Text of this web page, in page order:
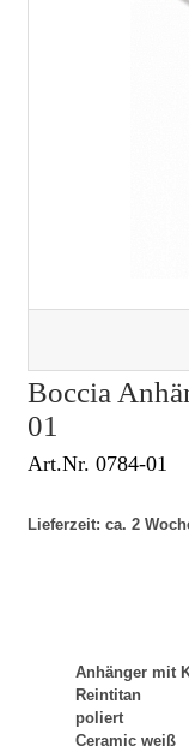
Boccia
01
Art.Nr. 0784-01
Lieferzeit: ca. 2
Anhänger mit
Reintitan
poliert
Ceramic weiß